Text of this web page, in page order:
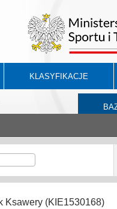
KLASYFIKACJE
Ksawery (KIE1530168)